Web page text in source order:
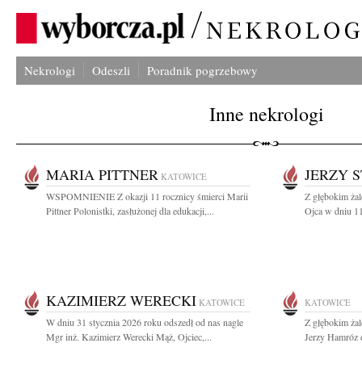
Nekrologi Odeszli Poradnik pogrzebowy
Inne nekrologi
MARIA PITTNER KATOWICE
WSPOMNIENIE Z okazji 11 rocznicy śmierci Marii
Pittner Polonistki, zasłużonej dla edukacji,...
JERZY
Z głębokim
Ojca w dniu
KAZIMIERZ WERECKI KATOWICE
W dniu 31 stycznia 2026 roku odszedł od nas nagle
Mgr inż. Kazimierz Werecki Mąż, Ojciec,...
KATOWICE
Z głębokim
Jerzy Hamróz